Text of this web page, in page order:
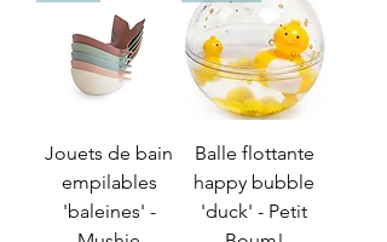
Jouets de bain
empilables
'baleines' -
Balle flottante
happy bubble
'duck' - Petit